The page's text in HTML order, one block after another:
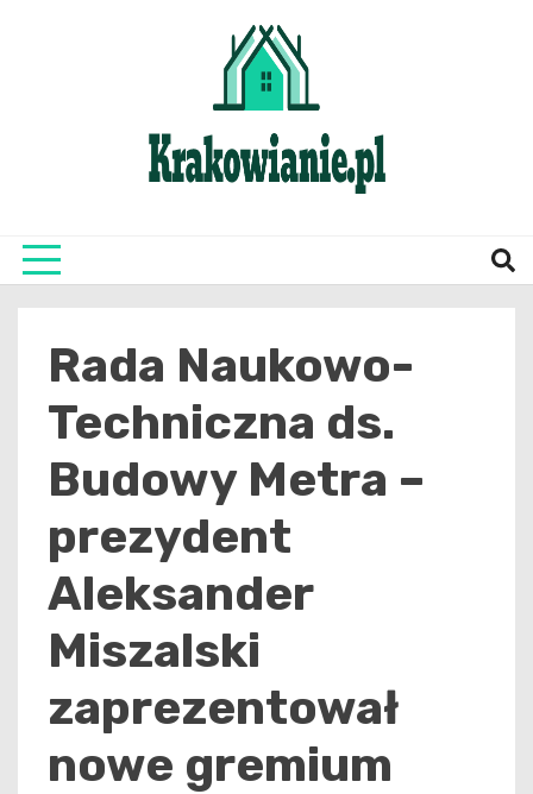
Rada Naukowo-
Techniczna ds.
Budowy Metra –
prezydent
Aleksander
Miszalski
zaprezentował
nowe gremium